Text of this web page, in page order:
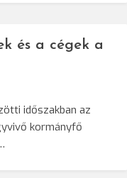
és a cégek a
időszakban az
kormányfő